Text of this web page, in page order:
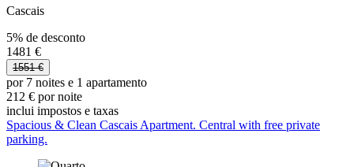
Cascais
5% de desconto
1481 €
1551 €
por 7 noites e 1 apartamento
212 € por noite
inclui impostos e taxas
Spacious & Clean Cascais Apartment. Central with free private
parking.